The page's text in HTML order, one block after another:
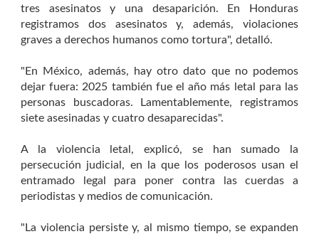
tres asesinatos y una desaparición. En Honduras
registramos dos asesinatos y, además, violaciones
graves a derechos humanos como tortura", detalló.
"En México, además, hay otro dato que no podemos
dejar fuera: 2025 también fue el año más letal para las
personas buscadoras. Lamentablemente, registramos
siete asesinadas y cuatro desaparecidas".
A la violencia letal, explicó, se han sumado la
persecución judicial, en la que los poderosos usan el
entramado legal para poner contra las cuerdas a
periodistas y medios de comunicación.
"La violencia persiste y, al mismo tiempo, se expanden